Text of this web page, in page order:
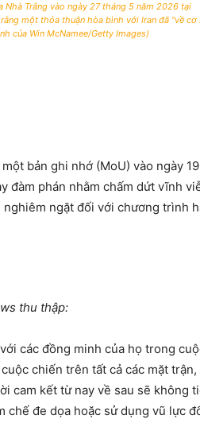
Trắng vào ngày 27 tháng 5 năm 2026 tại
một thỏa thuận hòa bình với Iran đã "về cơ
của Win McNamee/Getty Images)
bản ghi nhớ (MoU) vào ngày 19
đàm phán nhằm chấm dứt vĩnh
ngặt đối với chương trình
thu thập:
các đồng minh của họ trong
chiến trên tất cả các mặt trận,
cam kết từ nay về sau sẽ không
chế đe dọa hoặc sử dụng vũ lực